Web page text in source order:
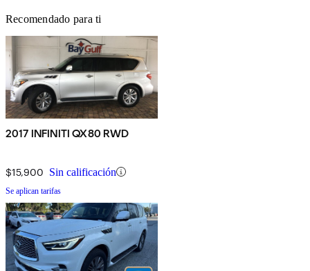
Recomendado para ti
2017 INFINITI QX80 RWD
$15,900 Sin calificación
Se aplican tarifas